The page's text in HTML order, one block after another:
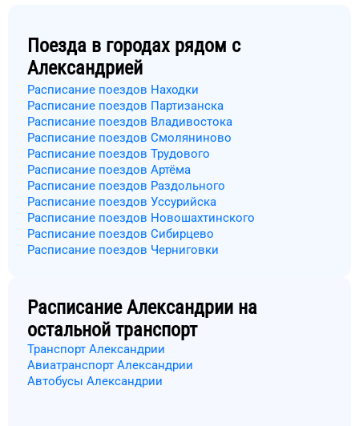
Поезда в городах рядом с
Александрией
Расписание поездов Находки
Расписание поездов Партизанска
Расписание поездов Владивостока
Расписание поездов Смоляниново
Расписание поездов Трудового
Расписание поездов Артёма
Расписание поездов Раздольного
Расписание поездов Уссурийска
Расписание поездов Новошахтинского
Расписание поездов Сибирцево
Расписание поездов Черниговки
РасписаниеАлександрии на
остальной транспорт
Транспорт Александрии
Авиатранспорт Александрии
Автобусы Александрии